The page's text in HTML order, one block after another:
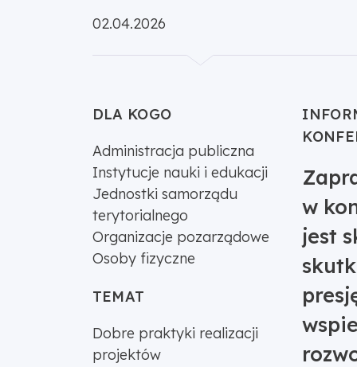
Opublikowano:
02.04.2026
DLA KOGO
Administracja publiczna
Instytucje nauki i edukacji
Jednostki samorządu
terytorialnego
Organizacje pozarządowe
Osoby fizyczne
TEMAT
Dobre praktyki realizacji
projektów
w
jest